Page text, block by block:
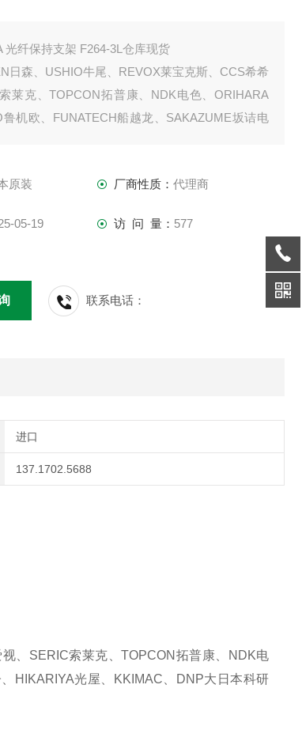
光纤保持支架 F264-3L仓库现货
日森、USHIO牛尾、REVOX莱宝克斯、CCS希希
莱克、TOPCON拓普康、NDK电色、ORIHARA
机欧、FUNATECH船越龙、SAKAZUME坂诘电
原装 厂商性质： 代理商
05-19 访 问 量： 577
联系电话：
进口
137.1702.5688
、SERIC索莱克、TOPCON拓普康、NDK电
HIKARIYA光屋、KKIMAC、DNP大日本科研